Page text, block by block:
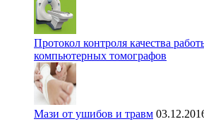
Протокол контроля качества
компьютерных томографов
Мази от ушибов и травм